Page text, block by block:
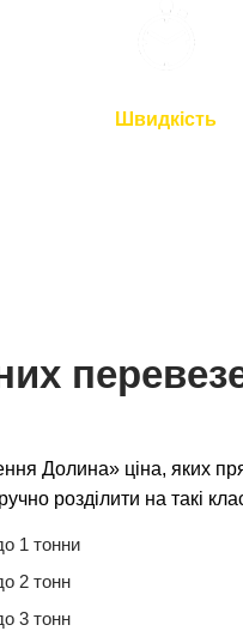
Швидкість
Долина» ціна, яких
розділити на такі
1 тонни
2 тонн
3 тонн